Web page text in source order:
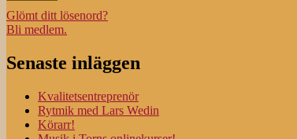
Glömt ditt lösenord?
Bli medlem.
Senaste inläggen
Kvalitetsentreprenör
Rytmik med Lars Wedin
Körarr!